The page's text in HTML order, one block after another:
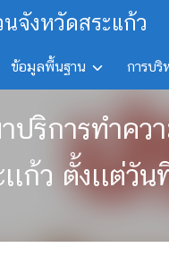
จังหวัดสระแก้ว
ข้อมูลพื้นฐาน การบริ
าปริการทำค
เเก้ว ตั้งเเต่